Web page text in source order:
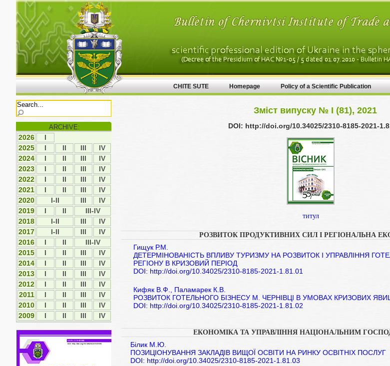
ARCHIVE:
2026
І
2025
І ІI ІII
ІV
2024
І ІI ІII
ІV
2023
І ІI ІII
ІV
2022
І ІI ІII
ІV
2021
І ІI ІII
IV
2020
I-II ІII
IV
2019
І ІI
III-IV
2018
I-II ІІІ
ІV
2017
I-II ІІІ
IV
2016
I II
III-IV
2015
І ІІ ІІІ
IV
2014
І ІІ ІІІ
ІV
2013
І ІІ ІІІ
ІV
2012
І ІI ІII
ІV
2011
І ІI ІII
ІV
2010
І ІI ІII
ІV
2009
І ІI ІII ІV
CHITE SUTE Homepage Policy of a Scientific Publication
Зміст випуску № I (81), 2021
DOI: http://doi.org/10.34025/2310-8185-2021-
титул
РОЗВИТОК ПРОДУКТИВНИХ СИЛ І РЕГІОНАЛЬНА
Гищук Р.М.
ДЕТЕРМІНОВАНІСТЬ ВПЛИВУ ТУРИЗМУ НА РОЗВИТОК І УПРАВЛІННЯ
РЕГІОНУ В КРИЗОВИЙ ПЕРІОД
DOI: http://doi.org/10.34025/2310-8185-2021-1.81.01
Кифяк В.Ф., Паламарек К.В.
РОЗВИТОК ГОТЕЛЬНОГО БІЗНЕСУ М. ЧЕРНІВЦІ В УМОВАХ КРИЗОВИХ
DOI: http://doi.org/10.34025/2310-8185-2021-1.81.02
ЕКОНОМІКА ТА УПРАВЛІННЯ НАЦІОНАЛЬНИМ
Білик М.Ю.
ПОЗИЦІОНУВАННЯ ЗАКЛАДІВ ВИЩОЇ ОСВІТИ НА РИНКУ ОСВІТНІХ ПОСЛУГ
DOI: http://doi.org/10.34025/2310-8185-2021-1.81.03